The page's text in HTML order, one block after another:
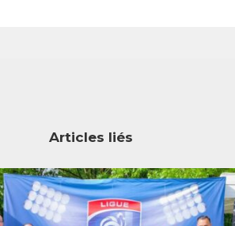
Articles liés